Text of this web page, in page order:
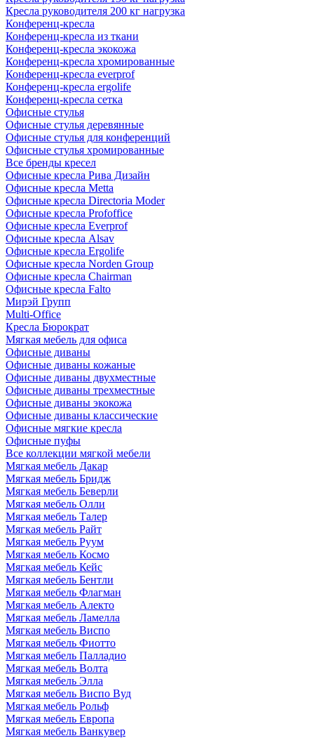
Кресла руководителя 200 кг нагрузка
Конференц-кресла
Конференц-кресла из ткани
Конференц-кресла экокожа
Конференц-кресла хромированные
Конференц-кресла everprof
Конференц-кресла ergolife
Конференц-кресла сетка
Офисные стулья
Офисные стулья деревянные
Офисные стулья для конференций
Офисные стулья хромированные
Все бренды кресел
Офисные кресла Рива Дизайн
Офисные кресла Metta
Офисные кресла Directoria Moder
Офисные кресла Profoffice
Офисные кресла Everprof
Офисные кресла Alsav
Офисные кресла Ergolife
Офисные кресла Norden Group
Офисные кресла Chairman
Офисные кресла Falto
Мирэй Групп
Multi-Office
Кресла Бюрократ
Мягкая мебель для офиса
Офисные диваны
Офисные диваны кожаные
Офисные диваны двухместные
Офисные диваны трехместные
Офисные диваны экокожа
Офисные диваны классические
Офисные мягкие кресла
Офисные пуфы
Все коллекции мягкой мебели
Мягкая мебель Дакар
Мягкая мебель Бридж
Мягкая мебель Беверли
Мягкая мебель Олли
Мягкая мебель Талер
Мягкая мебель Райт
Мягкая мебель Руум
Мягкая мебель Космо
Мягкая мебель Кейс
Мягкая мебель Бентли
Мягкая мебель Флагман
Мягкая мебель Алекто
Мягкая мебель Ламелла
Мягкая мебель Виспо
Мягкая мебель Фиотто
Мягкая мебель Палладио
Мягкая мебель Волта
Мягкая мебель Элла
Мягкая мебель Виспо Вуд
Мягкая мебель Рольф
Мягкая мебель Европа
Мягкая мебель Ванкувер